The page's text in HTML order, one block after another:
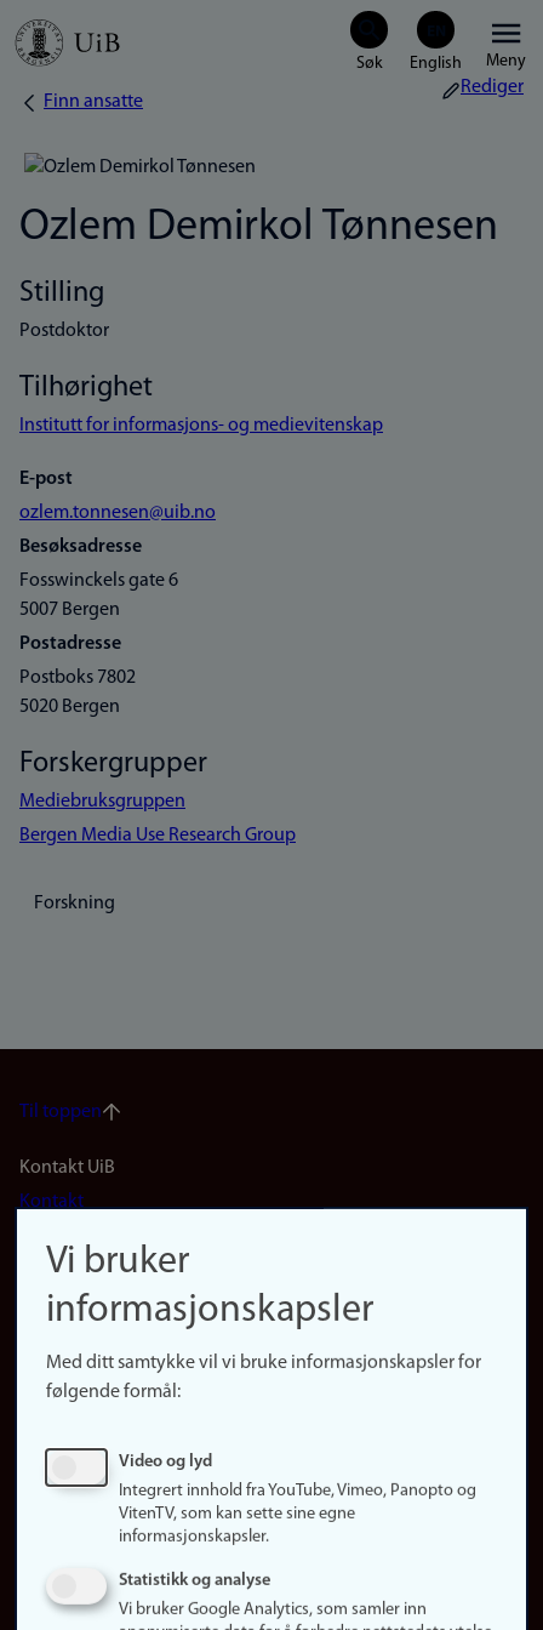
Hopp
Meny
Navigasjonssti
Finn ansatte
Rediger
Ozlem Demirkol Tønnesen
Stilling
Postdoktor
Tilhørighet
Institutt for informasjons- og medievitenskap
E-post
ozlem.tonnesen@uib.no
Besøksadresse
Fosswinckels gate 6
5007 Bergen
Postadresse
Postboks 7802
5020 Bergen
Forskergrupper
Mediebruksgruppen
Bergen Media Use Research Group
Forskning
Til toppen
Footer
(no)
Kontakt UiB
Kontakt
Finn forsker
Presse
Finn studier
Ledige stillinger
Om nettstedet
Vi bruker
informasjonskapsler
Med ditt samtykke vil vi bruke informasjonskapsler for
følgende formål:
Video og lyd
Integrert innhold fra YouTube, Vimeo, Panopto og
VitenTV, som kan sette sine egne
informasjonskapsler.
Statistikk og analyse
Vi bruker Google Analytics, som samler inn